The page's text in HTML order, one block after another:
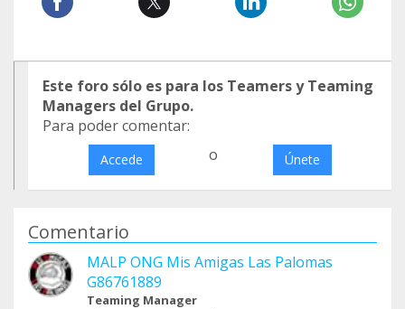
Este foro sólo es para los Teamers y Teaming
Managers del Grupo.
Para poder comentar:
Accede o Únete
Comentario
MALP ONG Mis Amigas Las Palomas
G86761889
Teaming Manager